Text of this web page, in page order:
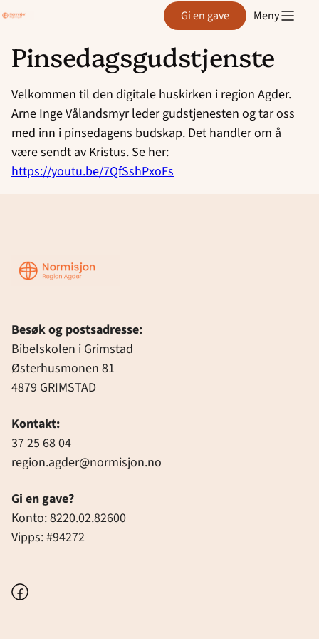
Hopp
innhold
Agder Gi en gave Meny
Pinsedagsgudstjenste
Velkommen til den digitale huskirken i region Agder.
Arne Inge Vålandsmyr leder gudstjenesten og tar oss
med inn i pinsedagens budskap. Det handler om å
være sendt av Kristus. Se her:
https://youtu.be/7QfSshPxoFs
Region
Agder
Besøk og postsadresse:
Bibelskolen i Grimstad
Østerhusmonen 81
4879 GRIMSTAD
Kontakt:
37 25 68 04
region.agder@normisjon.no
Gi en gave?
Konto: 8220.02.82600
Vipps: #94272
Facebook